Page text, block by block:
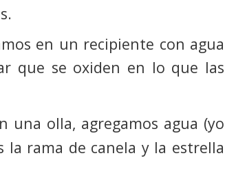
en un recipiente con agua
que se oxiden en lo que las
una olla, agregamos agua (yo
la rama de canela y la estrella